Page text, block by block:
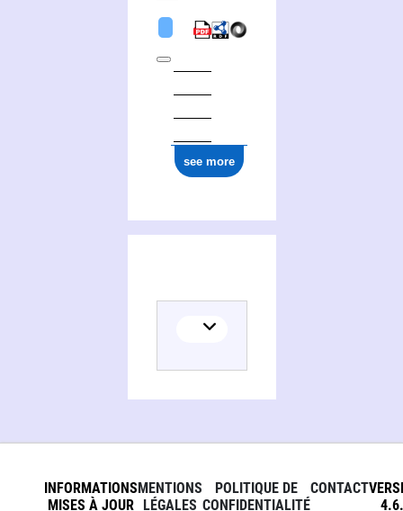
see more
INFORMATIONS
MISES À JOUR
MENTIONS
LÉGALES
POLITIQUE DE
CONFIDENTIALITÉ
CONTACT